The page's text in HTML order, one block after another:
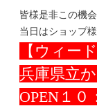
皆様是非この機
当日はショップ
【ウィー
兵庫県立
OPEN１０